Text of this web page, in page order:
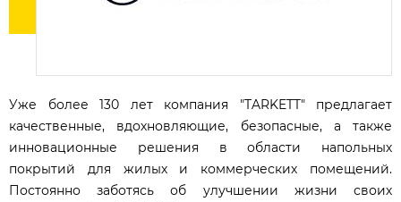
Уже более 130 лет компания "TARKETT" предлагает
качественные, вдохновляющие, безопасные, а также
инновационные решения в области напольных
покрытий для жилых и коммерческих помещений.
Постоянно заботясь об улучшении жизни своих